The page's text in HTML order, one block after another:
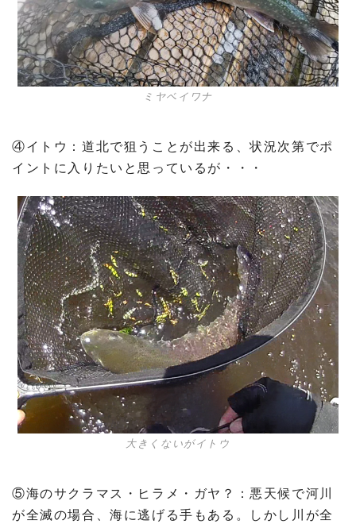
ミヤベイワナ
④イトウ：道北で狙うことが出来る、状況次第でポ
イントに入りたいと思っているが・・・
大きくないがイトウ
⑤海のサクラマス・ヒラメ・ガヤ？：悪天候で河川
が全滅の場合、海に逃げる手もある。しかし川が全